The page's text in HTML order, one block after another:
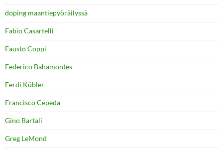
doping maantiepyöräilyssä
Fabio Casartelli
Fausto Coppi
Federico Bahamontes
Ferdi Kübler
Francisco Cepeda
Gino Bartali
Greg LeMond